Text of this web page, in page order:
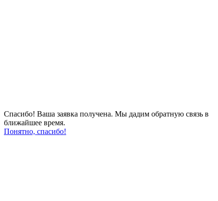
Спасибо! Ваша заявка получена. Мы дадим обратную связь в
ближайшее время.
Понятно, спасибо!